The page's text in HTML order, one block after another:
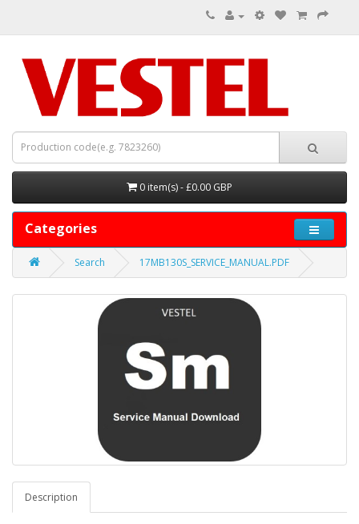
0 item(s) - £0.00 GBP
Categories
Search 17MB130S_SERVICE_MANUAL.PDF
Description